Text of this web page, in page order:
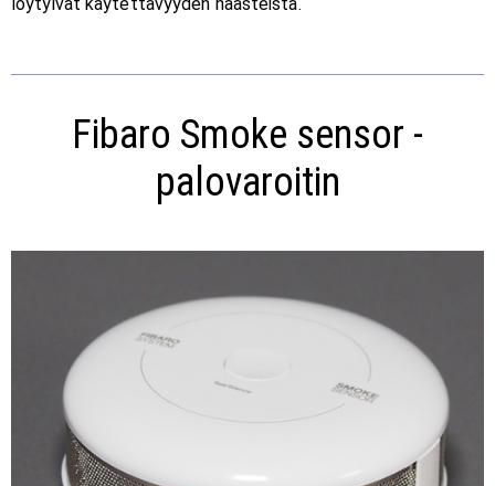
Fibaro Smoke sensor -
palovaroitin